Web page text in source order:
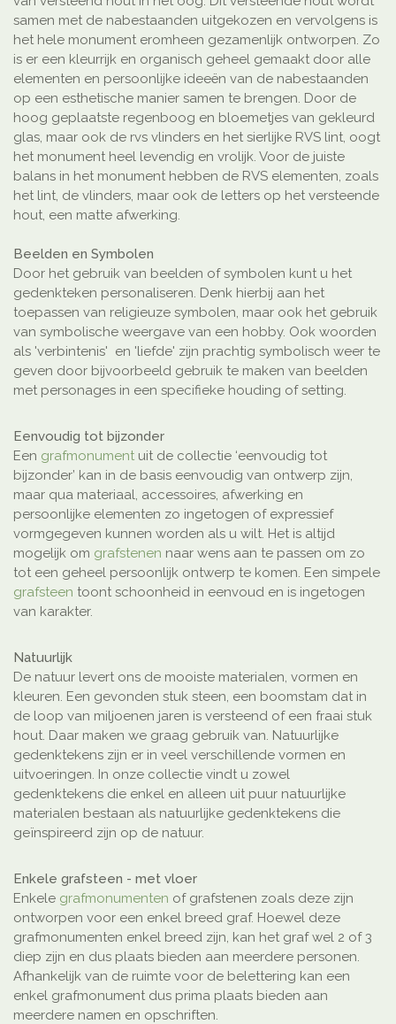
samen met de nabestaanden uitgekozen en vervolgens is
het hele monument eromheen gezamenlijk ontworpen. Zo
is er een kleurrijk en organisch geheel gemaakt door alle
elementen en persoonlijke ideeën van de nabestaanden
op een esthetische manier samen te brengen. Door de
hoog geplaatste regenboog en bloemetjes van gekleurd
glas, maar ook de rvs vlinders en het sierlijke RVS lint, oogt
het monument heel levendig en vrolijk. Voor de juiste
balans in het monument hebben de RVS elementen, zoals
het lint, de vlinders, maar ook de letters op het versteende
hout, een matte afwerking.
Beelden en Symbolen
Door het gebruik van beelden of symbolen kunt u het
gedenkteken personaliseren. Denk hierbij aan het
toepassen van religieuze symbolen, maar ook het gebruik
van symbolische weergave van een hobby. Ook woorden
als 'verbintenis' en 'liefde' zijn prachtig symbolisch weer te
geven door bijvoorbeeld gebruik te maken van beelden
met personages in een specifieke houding of setting.
Eenvoudig tot bijzonder
Een grafmonument uit de collectie ‘eenvoudig tot
bijzonder’ kan in de basis eenvoudig van ontwerp zijn,
maar qua materiaal, accessoires, afwerking en
persoonlijke elementen zo ingetogen of expressief
vormgegeven kunnen worden als u wilt. Het is altijd
mogelijk om grafstenen naar wens aan te passen om zo
tot een geheel persoonlijk ontwerp te komen. Een simpele
grafsteen toont schoonheid in eenvoud en is ingetogen
van karakter.
Natuurlijk
De natuur levert ons de mooiste materialen, vormen en
kleuren. Een gevonden stuk steen, een boomstam dat in
de loop van miljoenen jaren is versteend of een fraai stuk
hout. Daar maken we graag gebruik van. Natuurlijke
gedenktekens zijn er in veel verschillende vormen en
uitvoeringen. In onze collectie vindt u zowel
gedenktekens die enkel en alleen uit puur natuurlijke
materialen bestaan als natuurlijke gedenktekens die
geïnspireerd zijn op de natuur.
Enkele grafsteen - met vloer
Enkele grafmonumenten of grafstenen zoals deze zijn
ontworpen voor een enkel breed graf. Hoewel deze
grafmonumenten enkel breed zijn, kan het graf wel 2 of 3
diep zijn en dus plaats bieden aan meerdere personen.
Afhankelijk van de ruimte voor de belettering kan een
enkel grafmonument dus prima plaats bieden aan
meerdere namen en opschriften.